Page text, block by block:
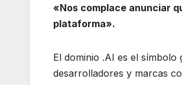
«Nos complace anunciar
plataforma».
El dominio .AI es el
desarrolladores y marcas